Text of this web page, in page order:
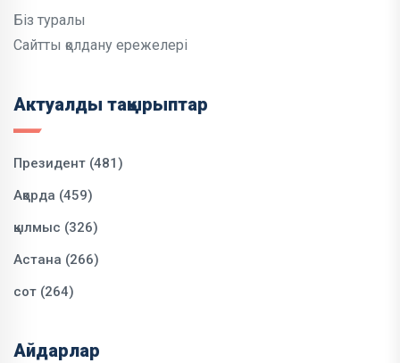
Біз туралы
Сайтты қолдану ережелері
Актуалды тақырыптар
Президент (481)
Ақорда (459)
қылмыс (326)
Астана (266)
сот (264)
Айдарлар